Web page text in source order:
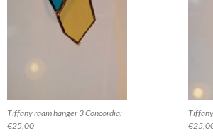
Tiffany raam hanger 3 Concordia:
€25,00